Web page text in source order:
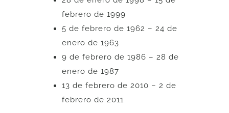
febrero de 1999
5 de febrero de 1962 – 24 de
enero de 1963
9 de febrero de 1986 – 28 de
enero de 1987
13 de febrero de 2010 – 2 de
febrero de 2011